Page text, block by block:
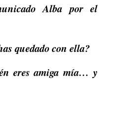
Alba por el
quedado con ella?
eres amiga mía… y